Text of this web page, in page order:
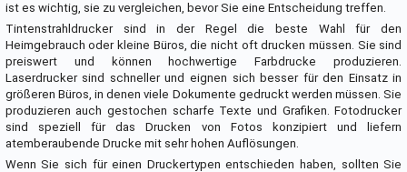
ist es wichtig, sie zu vergleichen, bevor Sie eine Entscheidung treffen.
Tintenstrahldrucker sind in der Regel die beste Wahl für den
Heimgebrauch oder kleine Büros, die nicht oft drucken müssen. Sie sind
preiswert und können hochwertige Farbdrucke produzieren.
Laserdrucker sind schneller und eignen sich besser für den Einsatz in
größeren Büros, in denen viele Dokumente gedruckt werden müssen. Sie
produzieren auch gestochen scharfe Texte und Grafiken. Fotodrucker
sind speziell für das Drucken von Fotos konzipiert und liefern
atemberaubende Drucke mit sehr hohen Auflösungen.
Wenn Sie sich für einen Druckertypen entschieden haben, sollten Sie